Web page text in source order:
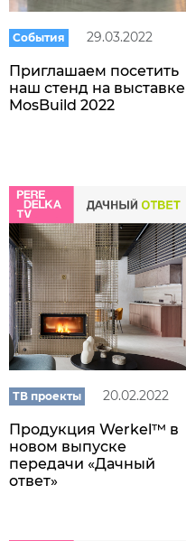
События 29.03.2022
Приглашаем посетить
наш стенд на выставке
MosBuild 2022
ТВ проекты 20.02.2022
Продукция Werkel™ в
новом выпуске
передачи «Дачный
ответ»